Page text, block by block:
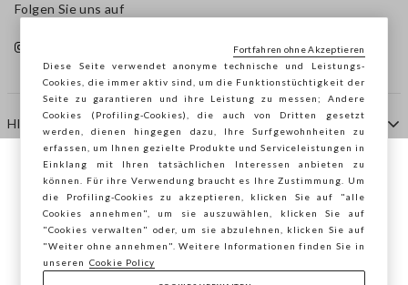
HILFE
AGENTUR
KONTAKTE
Folgen Sie uns auf
Sie surfen auf der Seite von STEFANEL
Österreich, möchten Sie Ihren Standort
speichern?
Diese Seite verwendet anonyme technische und Leistungs-
Cookies, die immer aktiv sind, um die Funktionstüchtigkeit der
Seite zu garantieren und ihre Leistung zu messen; Andere
Cookies (Profiling-Cookies), die auch von Dritten gesetzt
werden, dienen hingegen dazu, Ihre Surfgewohnheiten zu
erfassen, um Ihnen gezielte Produkte und Serviceleistungen in
Einklang mit Ihren tatsächlichen Interessen anbieten zu
können. Für ihre Verwendung braucht es Ihre Zustimmung. Um
die Profiling-Cookies zu akzeptieren, klicken Sie auf "alle
Cookies annehmen", um sie auszuwählen, klicken Sie auf
"Cookies verwalten" oder, um sie abzulehnen, klicken Sie auf
"Weiter ohne annehmen". Weitere Informationen finden Sie in
unseren
Cookie Policy
Fortfahren ohne Akzeptieren